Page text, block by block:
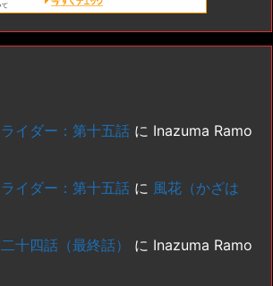
イダー：第十五話 に Inazuma Ramo
イダー：第十五話 に 風花（かざは
十四話（最終話）
に Inazuma Ramo